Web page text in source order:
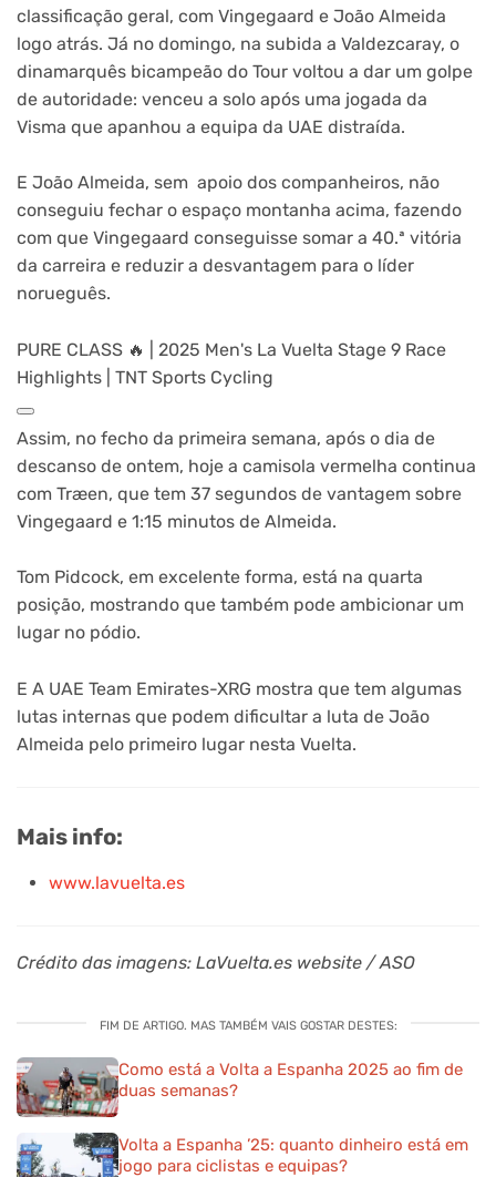
classificação geral, com Vingegaard e João Almeida
logo atrás. Já no domingo, na subida a Valdezcaray, o
dinamarquês bicampeão do Tour voltou a dar um golpe
de autoridade: venceu a solo após uma jogada da
Visma que apanhou a equipa da UAE distraída.
E João Almeida, sem apoio dos companheiros, não
conseguiu fechar o espaço montanha acima, fazendo
com que Vingegaard conseguisse somar a 40.ª vitória
da carreira e reduzir a desvantagem para o líder
norueguês.
PURE CLASS 🔥 | 2025 Men's La Vuelta Stage 9 Race
Highlights | TNT Sports Cycling
Assim, no fecho da primeira semana, após o dia de
descanso de ontem, hoje a camisola vermelha continua
com Træen, que tem 37 segundos de vantagem sobre
Vingegaard e 1:15 minutos de Almeida.
Tom Pidcock, em excelente forma, está na quarta
posição, mostrando que também pode ambicionar um
lugar no pódio.
E A UAE Team Emirates-XRG mostra que tem algumas
lutas internas que podem dificultar a luta de João
Almeida pelo primeiro lugar nesta Vuelta.
Mais info:
www.lavuelta.es
Crédito das imagens: LaVuelta.es website / ASO
FIM DE ARTIGO. MAS TAMBÉM VAIS GOSTAR DESTES:
Como está a Volta a Espanha 2025 ao fim de
duas semanas?
Volta a Espanha ’25: quanto dinheiro está em
jogo para ciclistas e equipas?